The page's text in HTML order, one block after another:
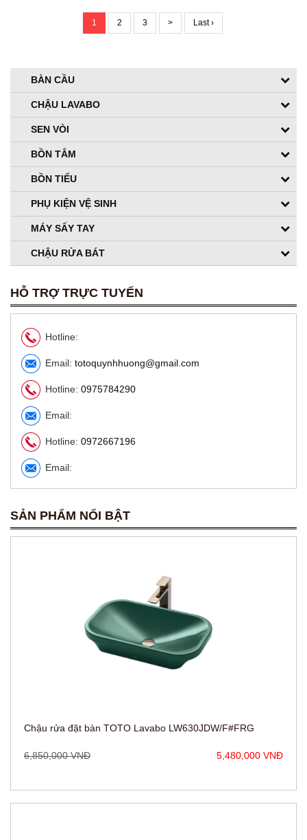
1 2 3 > Last ›
BÀN CẦU
CHẬU LAVABO
SEN VÒI
BỒN TẮM
BỒN TIỂU
PHỤ KIỆN VỆ SINH
MÁY SẤY TAY
CHẬU RỬA BÁT
HỖ TRỢ TRỰC TUYẾN
Hotline:
Email: totoquynhhuong@gmail.com
Hotline: 0975784290
Email:
Hotline: 0972667196
Email:
SẢN PHẨM NỔI BẬT
Chậu rửa đặt bàn TOTO Lavabo LW630JDW/F#MDR
6,850,000 VNĐ
Chậu rửa đặt bàn TOTO Lavabo LW630JDW/F#FRG